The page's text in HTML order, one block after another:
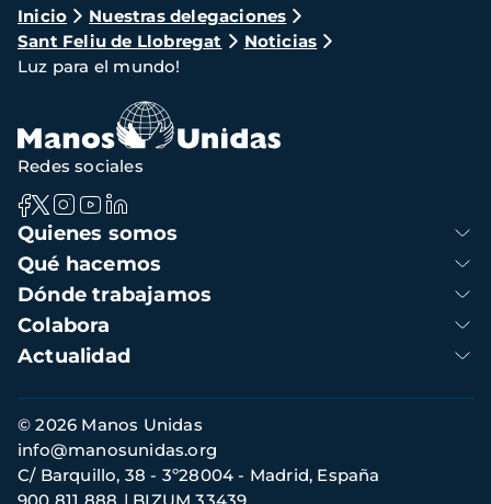
Ruta
de
navegación
Inicio
Nuestras delegaciones
Sant Feliu de Llobregat
Noticias
Luz para el mundo!
Navegación
principal
Quienes somos
Qué hacemos
Dónde trabajamos
Colabora
Actualidad
Redes sociales
Información
de
contacto
© 2026 Manos Unidas
C/ Barquillo, 38 - 3º28004 - Madrid, España
info@manosunidas.org